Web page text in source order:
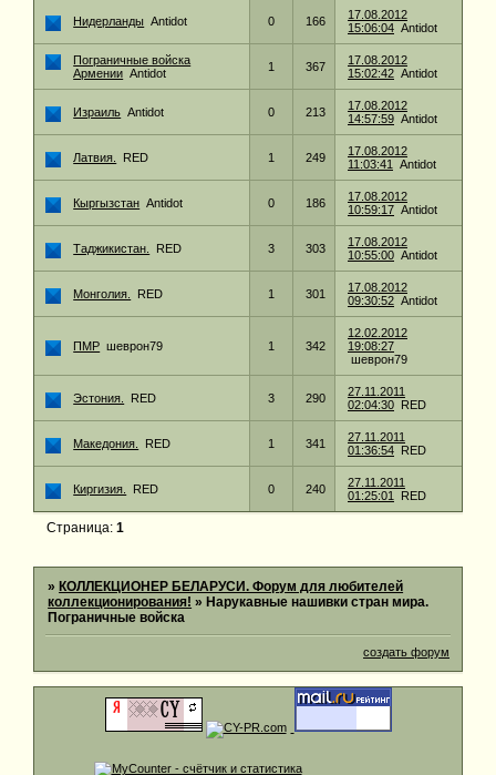
Нидерланды Antidot 0 166
17.08.2012
15:06:04 Antidot
Пограничные войска
Армении Antidot 1 367
17.08.2012
15:02:42 Antidot
Израиль Antidot 0 213
17.08.2012
14:57:59 Antidot
Латвия. RED 1 249
17.08.2012
11:03:41
Antidot
Кыргызстан Antidot 0 186
17.08.2012
10:59:17 Antidot
Таджикистан. RED 3 303
17.08.2012
10:55:00 Antidot
Монголия. RED 1 301
17.08.2012
09:30:52 Antidot
ПМР шеврон79 1 342
12.02.2012
19:08:27
шеврон79
Эстония. RED 3 290
27.11.2011
02:04:30
RED
Македония. RED 1 341
27.11.2011
01:36:54
RED
Киргизия. RED 0 240
27.11.2011
01:25:01
RED
Страница:1
»КОЛЛЕКЦИОНЕР БЕЛАРУСИ. Форум для любителей
коллекционирования! »Нарукавные нашивки стран мира.
Пограничные войска
создать форум